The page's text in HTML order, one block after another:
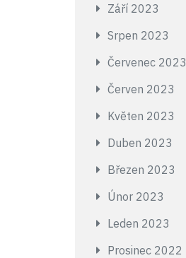
Září 2023
Srpen 2023
Červenec 2023
Červen 2023
Květen 2023
Duben 2023
Březen 2023
Únor 2023
Leden 2023
Prosinec 2022